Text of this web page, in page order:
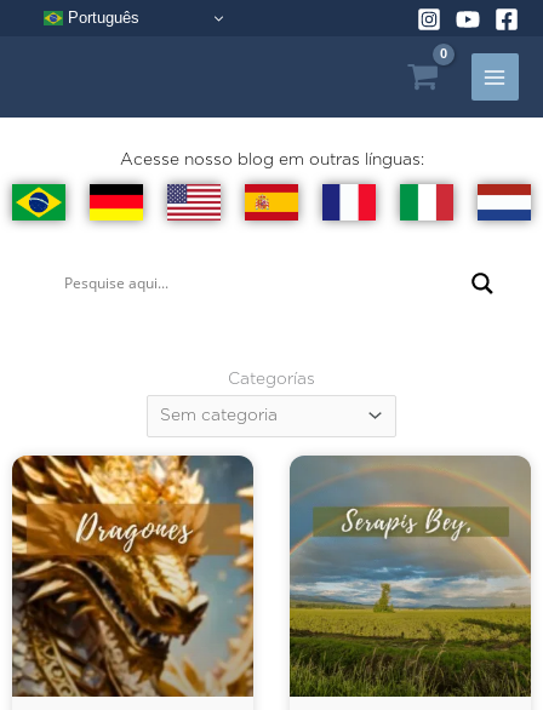
Português
Acesse nosso blog em outras línguas:
Categorías
Categorías